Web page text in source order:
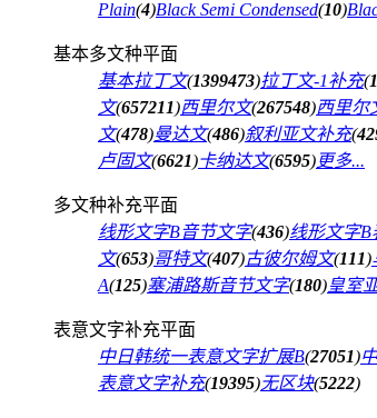
Plain(4)Black Semi Condensed(10)
基本多文种平面
基本拉丁文(1399473)拉丁文-1补充(
文(657211)西里尔文(267548)西里尔
文(478)曼达文(486)叙利亚文补充(
卢固文(6621)卡纳达文(6595)更多...
多文种补充平面
线形文字B音节文字(436)线形文字
文(653)哥特文(407)古彼尔姆文(111)
A(125)塞浦路斯音节文字(180)皇室
表意文字补充平面
中日韩统一表意文字扩展B(27051)
表意文字补充(19395)无区块(5222)